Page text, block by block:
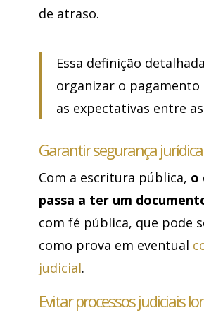
de atraso.
Essa definição
organizar o pagamento
as expectativas entre
Garantir segurança
Com a escritura pública, o
passa a ter um
com fé pública, que pode
como prova em eventual
judicial.
Evitar processos judiciais